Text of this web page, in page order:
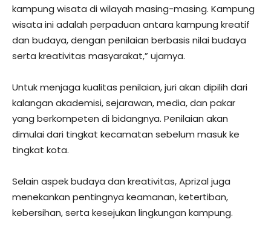
kampung wisata di wilayah masing-masing. Kampung
wisata ini adalah perpaduan antara kampung kreatif
dan budaya, dengan penilaian berbasis nilai budaya
serta kreativitas masyarakat,” ujarnya.
Untuk menjaga kualitas penilaian, juri akan dipilih dari
kalangan akademisi, sejarawan, media, dan pakar
yang berkompeten di bidangnya. Penilaian akan
dimulai dari tingkat kecamatan sebelum masuk ke
tingkat kota.
Selain aspek budaya dan kreativitas, Aprizal juga
menekankan pentingnya keamanan, ketertiban,
kebersihan, serta kesejukan lingkungan kampung.